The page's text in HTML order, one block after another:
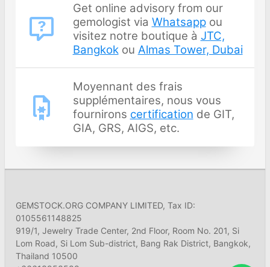
Get online advisory from our
gemologist via Whatsappou
visitez notre boutique à JTC,
Bangkokou Almas Tower, Dubai
Moyennant des frais
supplémentaires, nous vous
fournirons certification de GIT,
GIA, GRS, AIGS, etc.
GEMSTOCK.ORG COMPANY LIMITED, Tax ID:
0105561148825
919/1, Jewelry Trade Center, 2nd Floor, Room No. 201, Si
Lom Road, Si Lom Sub-district, Bang Rak District, Bangkok,
Thailand 10500